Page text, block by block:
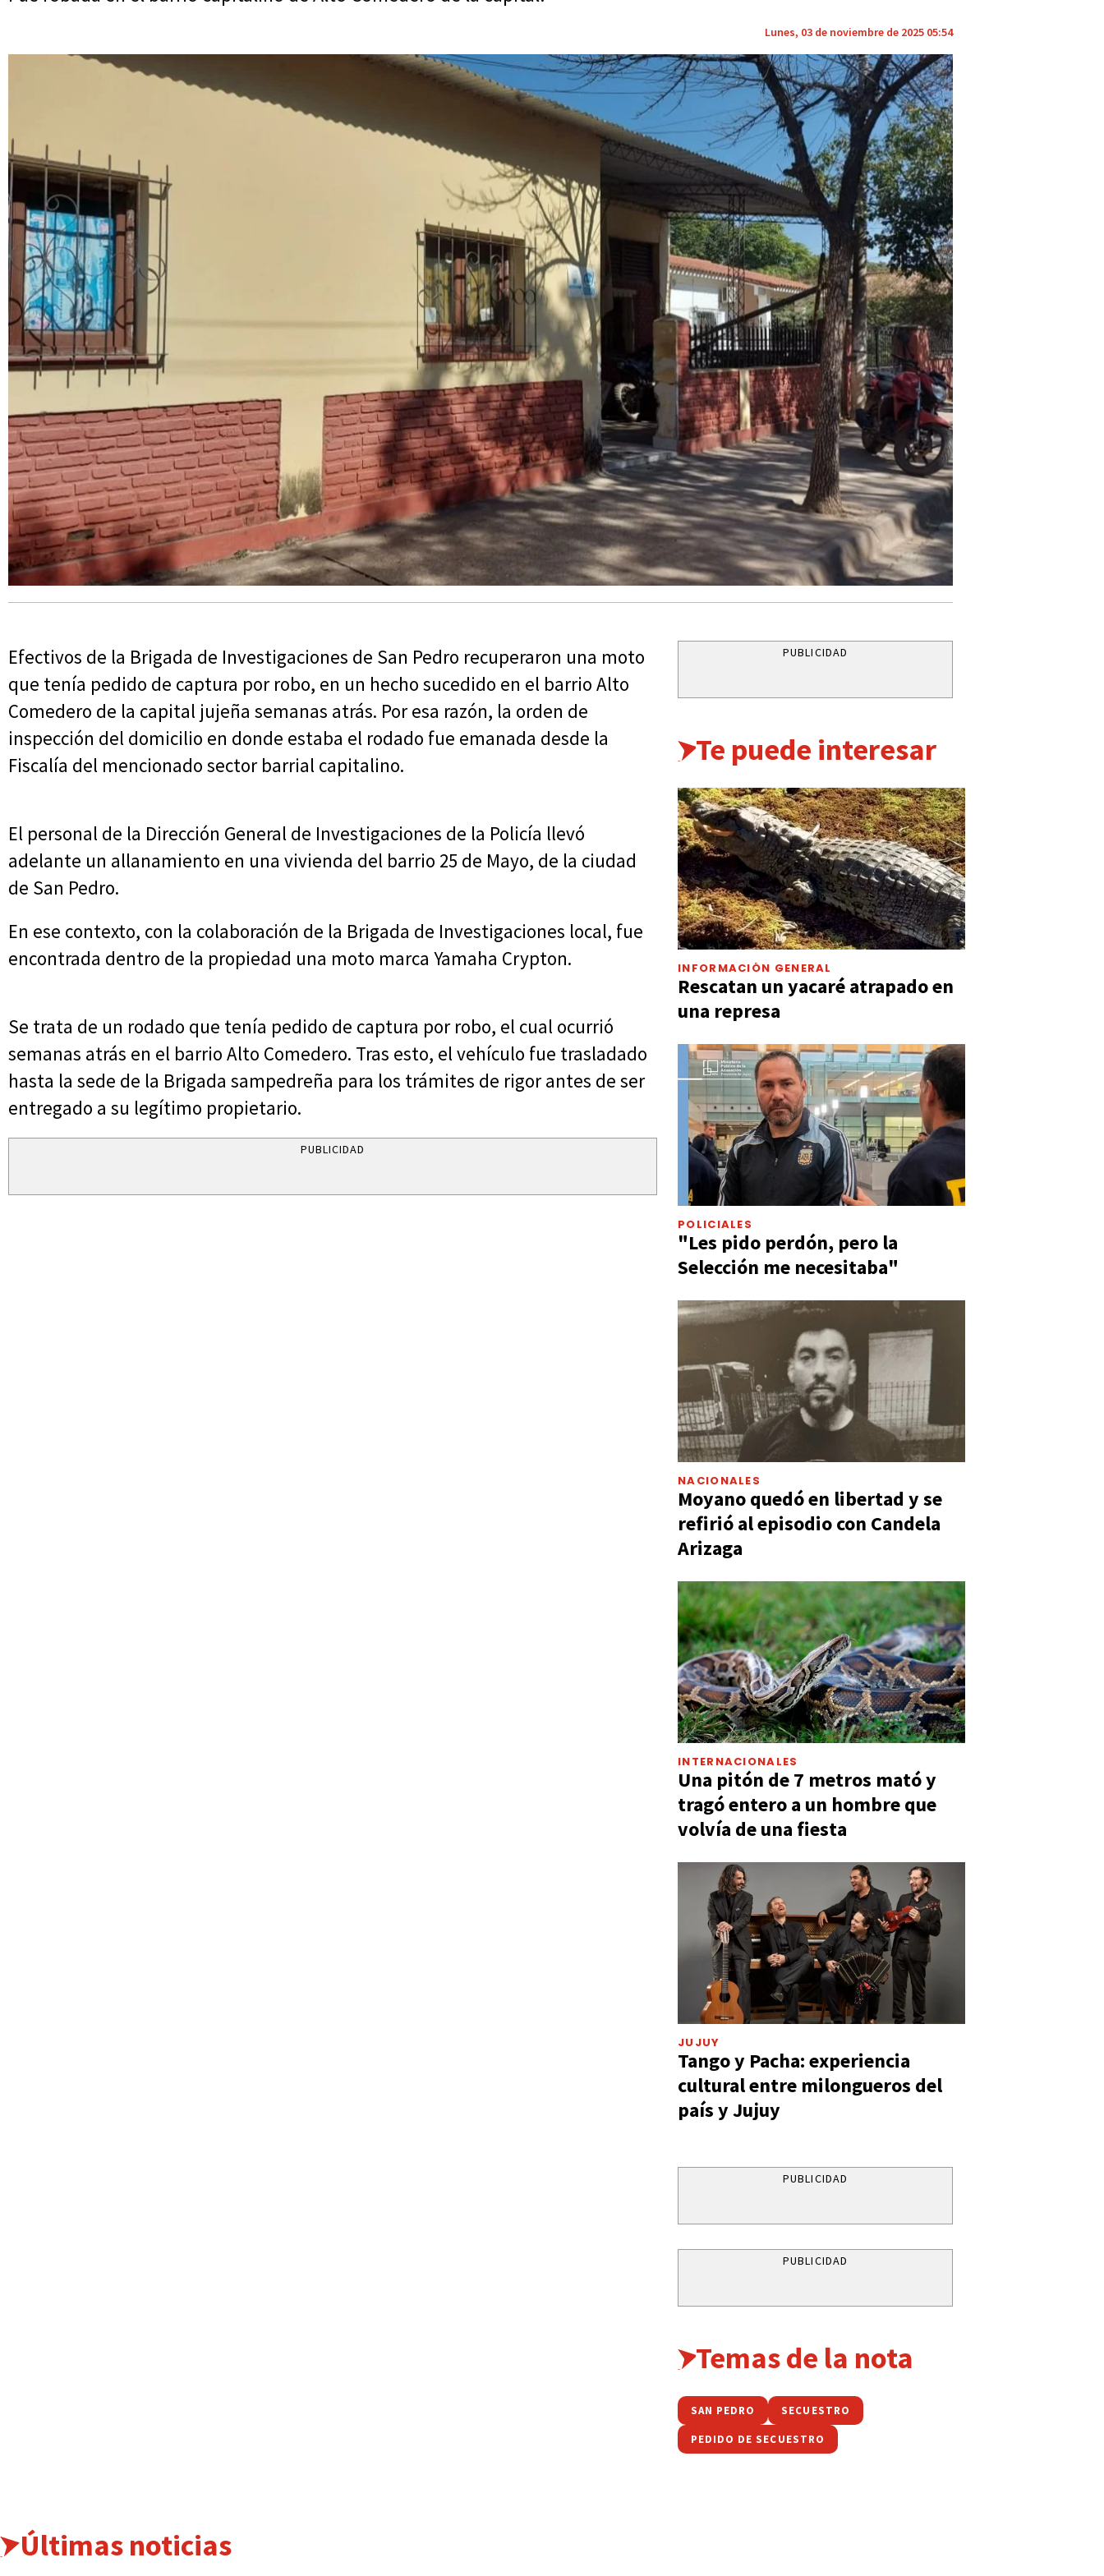
Lunes, 03 de noviembre de 2025 05:54
Efectivos de la Brigada de Investigaciones de San Pedro recuperaron una moto
que tenía pedido de captura por robo, en un hecho sucedido en el barrio Alto
Comedero de la capital jujeña semanas atrás. Por esa razón, la orden de
inspección del domicilio en donde estaba el rodado fue emanada desde la
Fiscalía del mencionado sector barrial capitalino.
El personal de la Dirección General de Investigaciones de la Policía llevó
adelante un allanamiento en una vivienda del barrio 25 de Mayo, de la ciudad
de San Pedro.
En ese contexto, con la colaboración de la Brigada de Investigaciones local, fue
encontrada dentro de la propiedad una moto marca Yamaha Crypton.
Se trata de un rodado que tenía pedido de captura por robo, el cual ocurrió
semanas atrás en el barrio Alto Comedero. Tras esto, el vehículo fue trasladado
hasta la sede de la Brigada sampedreña para los trámites de rigor antes de ser
entregado a su legítimo propietario.
PUBLICIDAD
PUBLICIDAD
Te puede interesar
INFORMACIÓN GENERAL
Rescatan un yacaré atrapado en
una represa
POLICIALES
"Les pido perdón, pero la
Selección me necesitaba"
NACIONALES
Moyano quedó en libertad y se
refirió al episodio con Candela
Arizaga
INTERNACIONALES
Una pitón de 7 metros mató y
tragó entero a un hombre que
volvía de una fiesta
JUJUY
Tango y Pacha: experiencia
cultural entre milongueros del
país y Jujuy
PUBLICIDAD
PUBLICIDAD
Temas de la nota
SAN PEDRO SECUESTRO
PEDIDO DE SECUESTRO
Últimas noticias